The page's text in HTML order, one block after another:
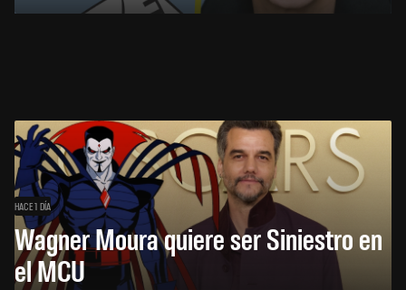
HACE 1 DÍA
Wagner Moura quiere ser Siniestro en
el MCU